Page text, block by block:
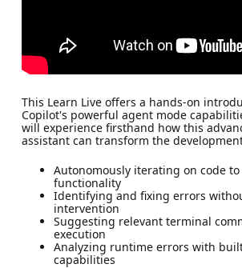
This Learn Live offers a hands-on
Copilot's powerful agent mode
will experience firsthand how this
assistant can transform the
Autonomously iterating on code
functionality
Identifying and fixing errors
intervention
Suggesting relevant terminal
execution
Analyzing runtime errors with
capabilities